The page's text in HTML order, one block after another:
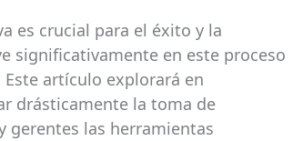
es crucial para el éxito y la
significativamente en este proceso
artículo explorará en
drásticamente la toma de
gerentes las herramientas